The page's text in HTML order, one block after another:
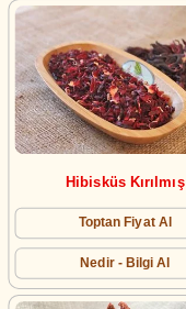
Hibisküs Kırılmış
Toptan Fiyat Al
Nedir - Bilgi Al